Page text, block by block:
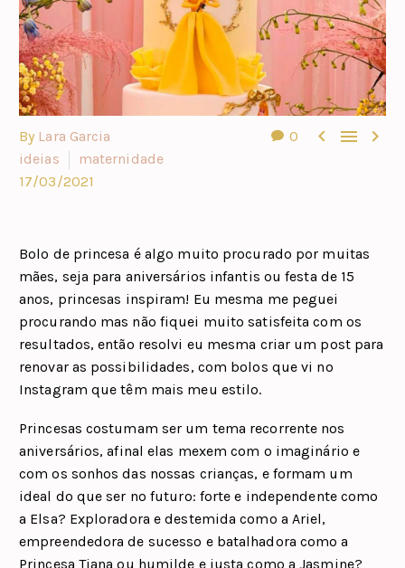
0   
By Lara Garcia
ideias
maternidade
17/03/2021
Bolo de princesa é algo muito procurado por muitas
mães, seja para aniversários infantis ou festa de 15
anos, princesas inspiram! Eu mesma me peguei
procurando mas não fiquei muito satisfeita com os
resultados, então resolvi eu mesma criar um post para
renovar as possibilidades, com bolos que vi no
Instagram que têm mais meu estilo.
Princesas costumam ser um tema recorrente nos
aniversários, afinal elas mexem com o imaginário e
com os sonhos das nossas crianças, e formam um
ideal do que ser no futuro: forte e independente como
a Elsa? Exploradora e destemida como a Ariel,
empreendedora de sucesso e batalhadora como a
Princesa Tiana ou humilde e justa como a Jasmine?